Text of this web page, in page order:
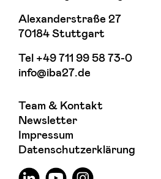
Alexanderstraße 27
70184 Stuttgart
Tel +49 711 99 58 73-0
info@iba27.de
Team & Kontakt
Newsletter
Impressum
Datenschutzerklärung